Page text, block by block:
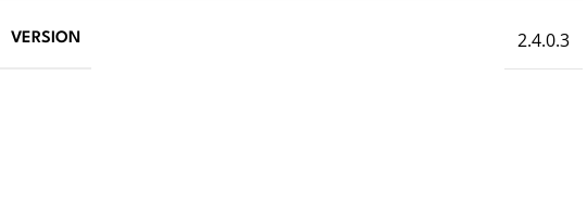
VERSION 2.4.0.3